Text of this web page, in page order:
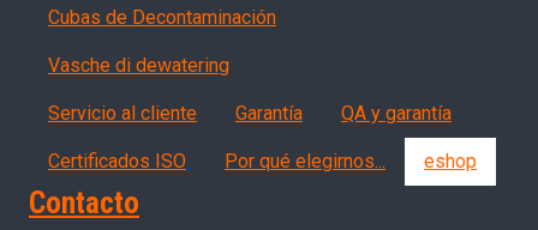
Cubas de Decontaminación
Vasche di dewatering
Servizi, garanzia, QA
Servicio al cliente Garantía QA y garantía
Certificados ISO Por qué elegirnos... eshop
Contacto